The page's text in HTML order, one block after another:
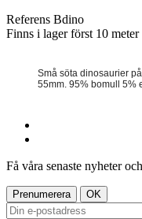
Referens Bdino
Finns i lager först 10 meter
Små söta dinosaurier
55mm. 95% bomull 5%
Få våra senaste nyheter